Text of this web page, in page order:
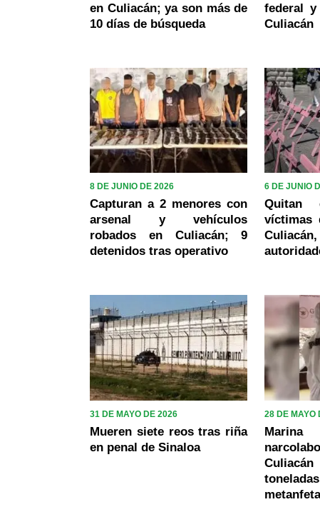
en Culiacán; ya son más de
10 días de búsqueda
federal
Culiacán
8 DE JUNIO DE 2026
Capturan a 2 menores con
arsenal y vehículos
robados en Culiacán; 9
detenidos tras operativo
6 DE JUNIO
Quitan
víctimas
31 DE MAYO DE 2026
Mueren siete reos tras riña
en penal de Sinaloa
28 DE MAYO
Marina